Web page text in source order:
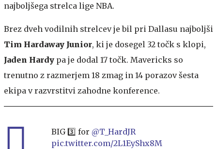
najboljšega strelca lige NBA.
Brez dveh vodilnih strelcev je bil pri Dallasu najboljši
Tim Hardaway Junior, ki je dosegel 32 točk s klopi,
Jaden Hardy pa je dodal 17 točk. Mavericks so
trenutno z razmerjem 18 zmag in 14 porazov šesta
ekipa v razvrstitvi zahodne konference.
BIG 3️⃣ for @T_HardJR
pic.twitter.com/2L1EyShx8M